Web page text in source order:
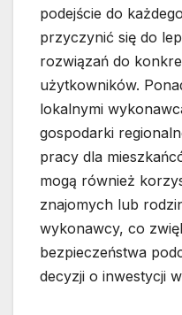
podejście do
przyczynić się do
rozwiązań do
użytkowników.
lokalnymi
gospodarki
pracy dla
mogą również
znajomych lub
wykonawcy, co
bezpieczeństwa
decyzji o inwestycji